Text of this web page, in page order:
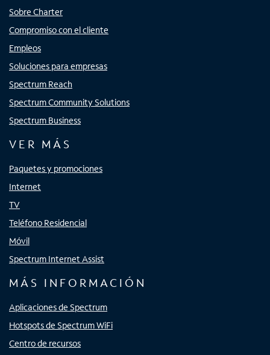
Sobre Charter
Compromiso con el cliente
Empleos
Soluciones para empresas
Spectrum Reach
Spectrum Community Solutions
Spectrum Business
VER MÁS
Paquetes y promociones
Internet
TV
Teléfono Residencial
Móvil
Spectrum Internet Assist
MÁS INFORMACIÓN
Aplicaciones de Spectrum
Hotspots de Spectrum WiFi
Centro de recursos